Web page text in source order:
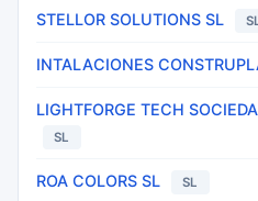
STELLOR SOLUTIONS SL
INTALACIONES
LIGHTFORGE TECH
SL
ROA COLORS SL SL